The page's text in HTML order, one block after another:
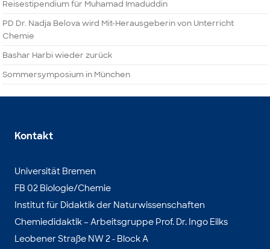
Reisestipendium für Muhamad Imaduddin
PD Dr. Nadja Belova wird Mit-Herausgeberin von Unterricht
Chemie
Bashar Harbi wieder zurück
Sommersymposium in München
Kontakt
Universität Bremen
FB 02 Biologie/Chemie
Institut für Didaktik der Naturwissenschaften
Chemiedidaktik – Arbeitsgruppe Prof. Dr. Ingo Eilks
Leobener Straße NW 2 - Block A